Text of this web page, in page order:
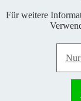
Copyright © 2021
Keine Haftung und
Richtigkeit von
Impressum|
|
Für weitere
Nur